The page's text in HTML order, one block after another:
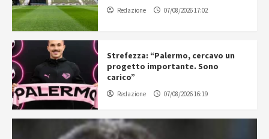
Redazione 07/08/2026 17:02
Strefezza: “Palermo, cercavo un
progetto importante. Sono
carico”
Redazione 07/08/2026 16:19